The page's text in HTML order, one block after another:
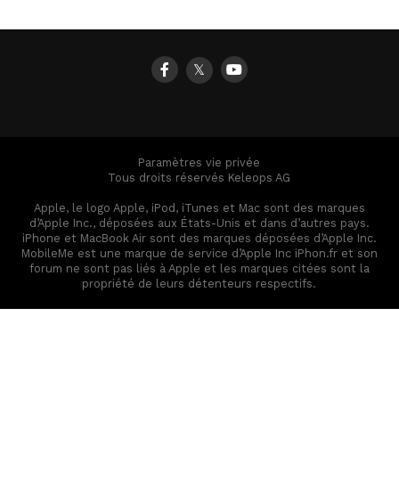
𝕏
Paramètres vie privée
Tous droits réservés Keleops AG
Apple, le logo Apple, iPod, iTunes et Mac sont des marques
d’Apple Inc., déposées aux États-Unis et dans d’autres pays.
iPhone et MacBook Air sont des marques déposées d’Apple Inc.
MobileMe est une marque de service d’Apple Inc iPhon.fr et son
forum ne sont pas liés à Apple et les marques citées sont la
propriété de leurs détenteurs respectifs.